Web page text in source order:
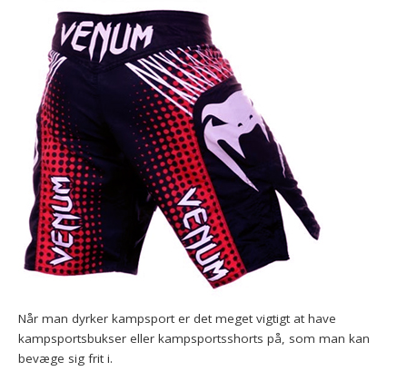
Når man dyrker kampsport er det meget vigtigt at have
kampsportsbukser eller kampsportsshorts på, som man kan
bevæge sig frit i.